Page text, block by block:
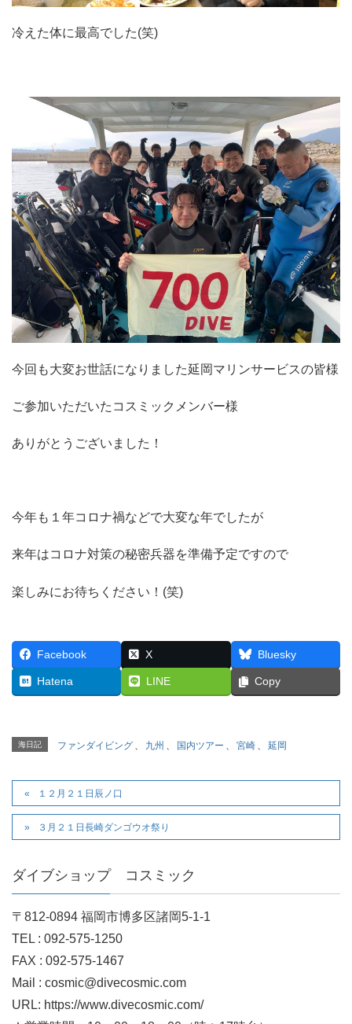
冷えた体に最高でした(笑)
今回も大変お世話になりました延岡マリンサービスの皆様
ご参加いただいたコスミックメンバー様
ありがとうございました！
今年も１年コロナ禍などで大変な年でしたが
来年はコロナ対策の秘密兵器を準備予定ですので
楽しみにお待ちください！(笑)
Facebook X Bluesky
Hatena LINE Copy
海日記 ファンダイビング 九州 国内ツアー 宮崎 延岡
１２月２１日辰ノ口
３月２１日長崎ダンゴウオ祭り
ダイブショップ コスミック
〒812-0894 福岡市博多区諸岡5-1-1
TEL : 092-575-1250
FAX : 092-575-1467
Mail : cosmic@divecosmic.com
URL: https://www.divecosmic.com/